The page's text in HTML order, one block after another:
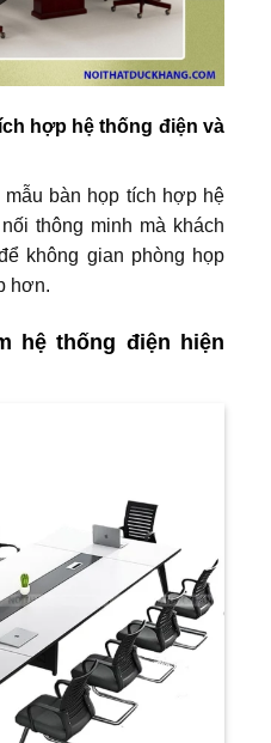
hợp hệ thống điện và
bàn họp tích hợp hệ
thông minh mà khách
không gian phòng họp
hơn.
hệ thống điện hiện